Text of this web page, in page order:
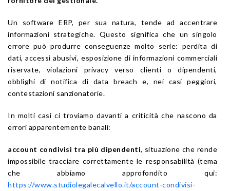
Un software ERP, per sua natura, tende ad accentrare
informazioni strategiche. Questo significa che un singolo
errore può produrre conseguenze molto serie: perdita di
dati, accessi abusivi, esposizione di informazioni commerciali
riservate, violazioni privacy verso clienti o dipendenti,
obblighi di notifica di data breach e, nei casi peggiori,
contestazioni sanzionatorie.
In molti casi ci troviamo davanti a criticità che nascono da
errori apparentemente banali:
account condivisi tra più dipendenti, situazione che rende
impossibile tracciare correttamente le responsabilità (tema
che abbiamo approfondito qui:
https://www.studiolegalecalvello.it/account-condivisi-